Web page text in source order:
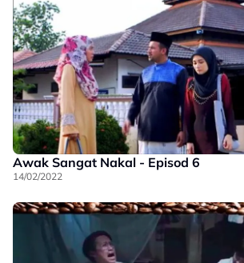
Awak Sangat Nakal - Episod 6
14/02/2022